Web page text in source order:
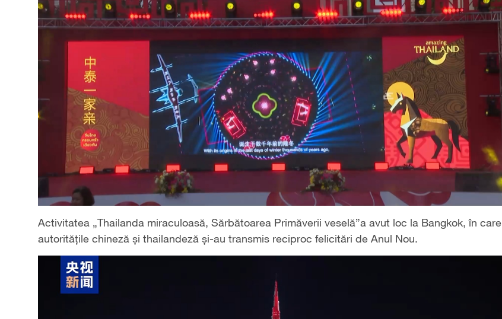
Activitatea „Thailanda miraculoasă, Sărbătoarea Primăverii veselă”a avut loc la Bangkok, în care
autoritățile chineză și thailandeză și-au transmis reciproc felicitări de Anul Nou.